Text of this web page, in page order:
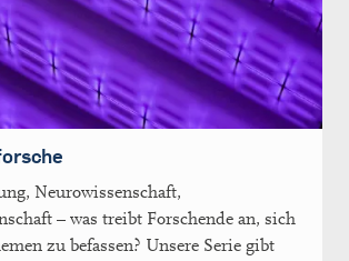
Neurowissenschaft,
– was treibt Forschende an, sich
zu befassen? Unsere Serie gibt